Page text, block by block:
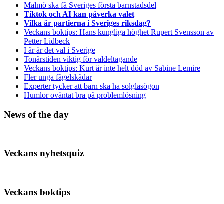
Malmö ska få Sveriges första barnstadsdel
Tiktok och AI kan påverka valet
Vilka är partierna i Sveriges riksdag?
Veckans boktips: Hans kungliga höghet Rupert Svensson av
Petter Lidbeck
I år är det val i Sverige
Tonårstiden viktig för valdeltagande
Veckans boktips: Kurt är inte helt död av Sabine Lemire
Fler unga fågelskådar
Experter tycker att barn ska ha solglasögon
Humlor oväntat bra på problemlösning
News of the day
Veckans nyhetsquiz
Veckans boktips